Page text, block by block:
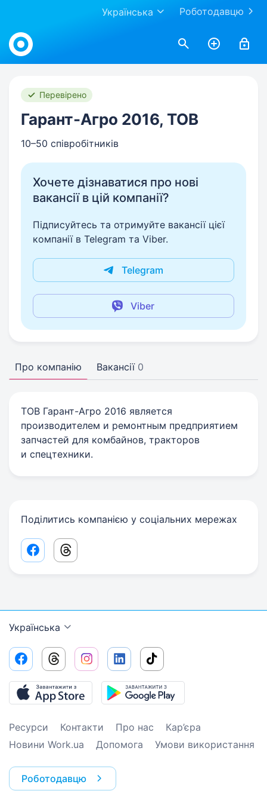
Роботодавцю
Українська
Work.ua
Перевірено
Гарант-Агро 2016, ТОВ
10–50 співробітників
Хочете дізнаватися про нові
вакансії в цій компанії?
Підписуйтесь та отримуйте вакансії цієї
компанії в Telegram та Viber.
Telegram
Viber
Про компанію Вакансії 0
ТОВ Гарант-Агро 2016 является
производителем и ремонтным предприятием
запчастей для комбайнов, тракторов
и спецтехники.
Поділитись компанією у соціальних мережах
Facebook share link
Threads share link
Українська
Ресурси Контакти Про нас
Кар’єра
Новини Work.ua
Допомога Умови використання
Роботодавцю